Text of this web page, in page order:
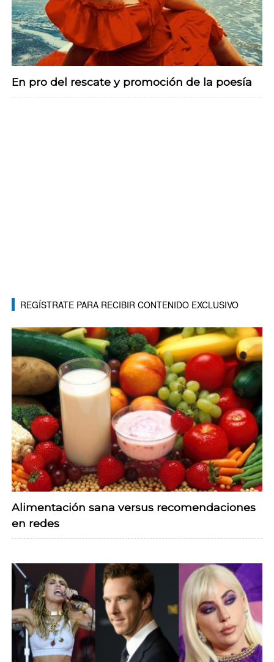
En pro del rescate y promoción de la poesía
REGÍSTRATE PARA RECIBIR CONTENIDO EXCLUSIVO
Alimentación sana versus recomendaciones
en redes